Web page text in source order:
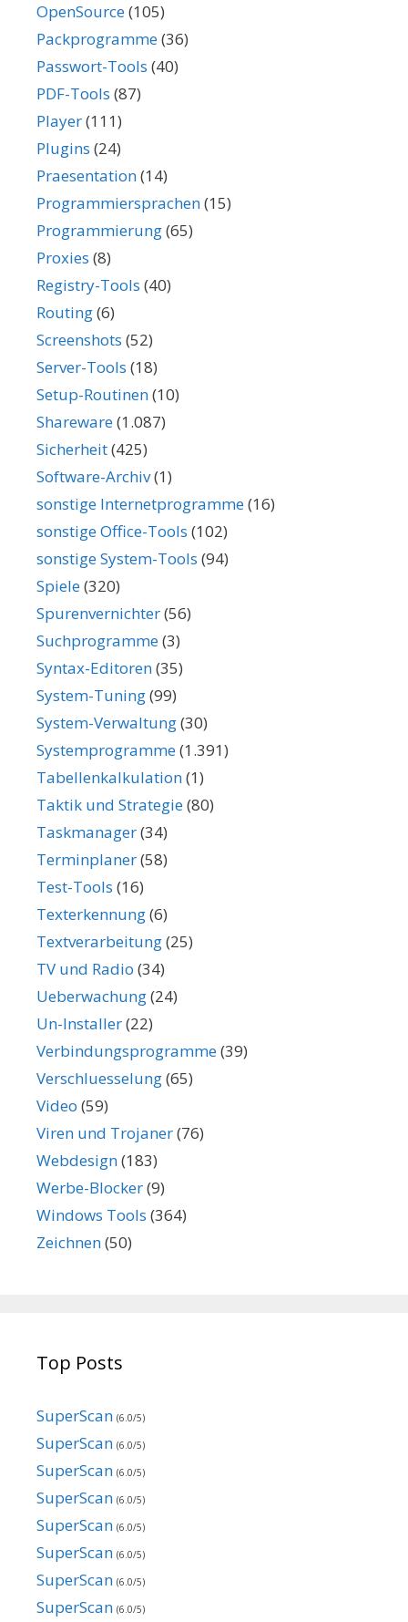
OpenSource(105)
Packprogramme(36)
Passwort-Tools (40)
PDF-Tools (87)
Player(111)
Plugins (24)
Praesentation(14)
Programmiersprachen(15)
Programmierung(65)
Proxies (8)
Registry-Tools (40)
Routing(6)
Screenshots (52)
Server-Tools (18)
Setup-Routinen(10)
Shareware(1.087)
Sicherheit(425)
Software-Archiv(1)
sonstige Internetprogramme(16)
sonstige Office-Tools (102)
sonstige System-Tools (94)
Spiele(320)
Spurenvernichter(56)
Suchprogramme(3)
Syntax-Editoren(35)
System-Tuning(99)
System-Verwaltung(30)
Systemprogramme(1.391)
Tabellenkalkulation(1)
Taktik und Strategie(80)
Taskmanager(34)
Terminplaner(58)
Test-Tools (16)
Texterkennung(6)
Textverarbeitung(25)
TV und Radio (34)
Ueberwachung(24)
Un-Installer(22)
Verbindungsprogramme(39)
Verschluesselung(65)
Video (59)
Viren und Trojaner(76)
Webdesign(183)
Werbe-Blocker(9)
Windows Tools (364)
Zeichnen(50)
Top Posts
SuperScan (6.0/5)
SuperScan (6.0/5)
SuperScan (6.0/5)
SuperScan (6.0/5)
SuperScan (6.0/5)
SuperScan (6.0/5)
SuperScan (6.0/5)
SuperScan (6.0/5)